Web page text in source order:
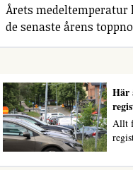
Årets
de senaste årens
Här
Allt